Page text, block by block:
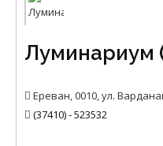
Ереван, 0010, ул.
(37410) - 523532